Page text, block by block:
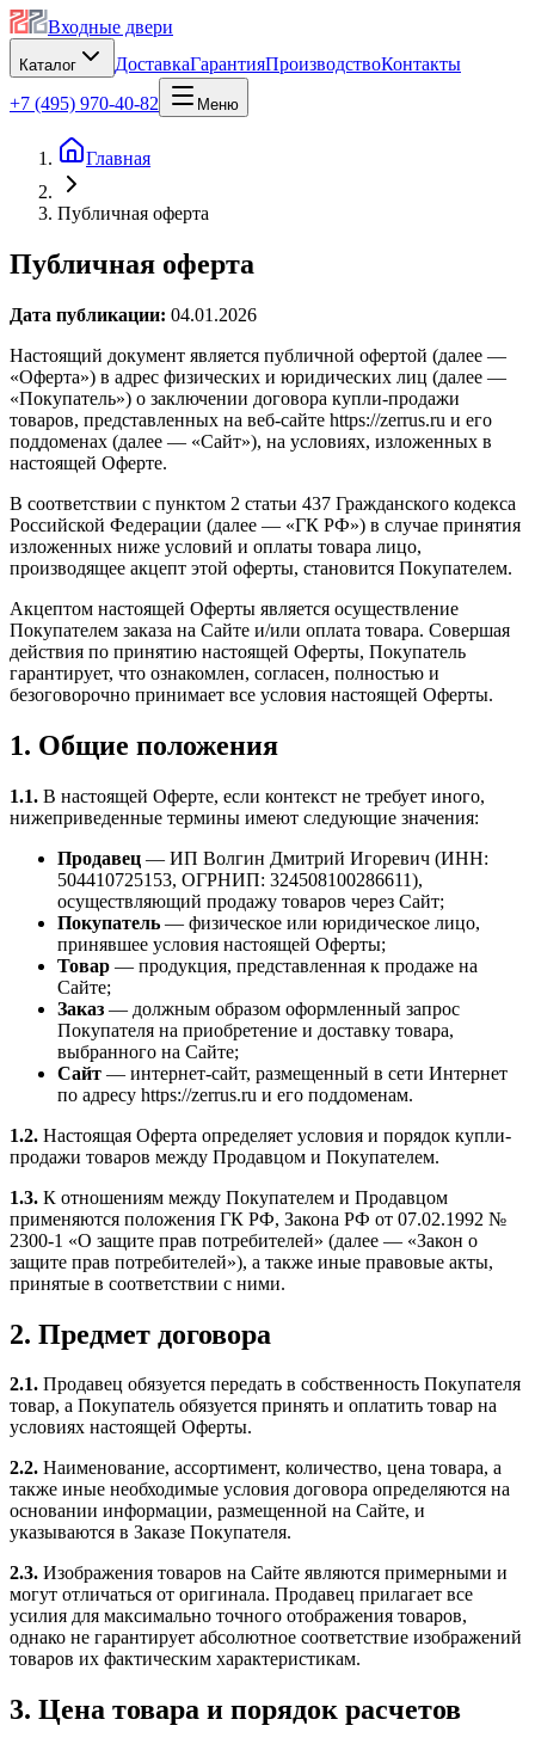
Входные двери
Каталог ДоставкаГарантияПроизводствоКонтакты
+7 (495) 970-40-82
Меню
Главная
Публичная оферта
Публичная оферта
Дата публикации: 04.01.2026
Настоящий документ является публичной офертой (далее —
«Оферта») в адрес физических и юридических лиц (далее —
«Покупатель») о заключении договора купли-продажи
товаров, представленных на веб-сайте https://zerrus.ru и его
поддоменах (далее — «Сайт»), на условиях, изложенных в
настоящей Оферте.
В соответствии с пунктом 2 статьи 437 Гражданского кодекса
Российской Федерации (далее — «ГК РФ») в случае принятия
изложенных ниже условий и оплаты товара лицо,
производящее акцепт этой оферты, становится Покупателем.
Акцептом настоящей Оферты является осуществление
Покупателем заказа на Сайте и/или оплата товара. Совершая
действия по принятию настоящей Оферты, Покупатель
гарантирует, что ознакомлен, согласен, полностью и
безоговорочно принимает все условия настоящей Оферты.
1. Общие положения
1.1. В настоящей Оферте, если контекст не требует иного,
нижеприведенные термины имеют следующие значения:
Продавец — ИП Волгин Дмитрий Игоревич (ИНН:
504410725153, ОГРНИП: 324508100286611),
осуществляющий продажу товаров через Сайт;
Покупатель — физическое или юридическое лицо,
принявшее условия настоящей Оферты;
Товар — продукция, представленная к продаже на
Сайте;
Заказ — должным образом оформленный запрос
Покупателя на приобретение и доставку товара,
выбранного на Сайте;
Сайт — интернет-сайт, размещенный в сети Интернет
по адресу https://zerrus.ru и его поддоменам.
1.2. Настоящая Оферта определяет условия и порядок купли-
продажи товаров между Продавцом и Покупателем.
1.3. К отношениям между Покупателем и Продавцом
применяются положения ГК РФ, Закона РФ от 07.02.1992 №
2300-1 «О защите прав потребителей» (далее — «Закон о
защите прав потребителей»), а также иные правовые акты,
принятые в соответствии с ними.
2. Предмет договора
2.1. Продавец обязуется передать в собственность Покупателя
товар, а Покупатель обязуется принять и оплатить товар на
условиях настоящей Оферты.
2.2. Наименование, ассортимент, количество, цена товара, а
также иные необходимые условия договора определяются на
основании информации, размещенной на Сайте, и
указываются в Заказе Покупателя.
2.3. Изображения товаров на Сайте являются примерными и
могут отличаться от оригинала. Продавец прилагает все
усилия для максимально точного отображения товаров,
однако не гарантирует абсолютное соответствие изображений
товаров их фактическим характеристикам.
3. Цена товара и порядок расчетов